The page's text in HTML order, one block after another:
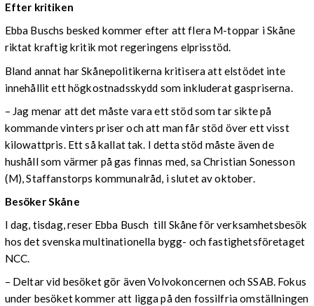
Efter kritiken
Ebba Buschs besked kommer efter att flera M-toppar i Skåne
riktat kraftig kritik mot regeringens elprisstöd.
Bland annat har Skånepolitikerna kritisera att elstödet inte
innehållit ett högkostnadsskydd som inkluderat gaspriserna.
– Jag menar att det måste vara ett stöd som tar sikte på
kommande vinters priser och att man får stöd över ett visst
kilowattpris. Ett så kallat tak. I detta stöd måste även de
hushåll som värmer på gas finnas med, sa Christian Sonesson
(M), Staffanstorps kommunalråd, i slutet av oktober.
Besöker Skåne
I dag, tisdag, reser Ebba Busch till Skåne för verksamhetsbesök
hos det svenska multinationella bygg- och fastighetsföretaget
NCC.
– Deltar vid besöket gör även Volvokoncernen och SSAB. Fokus
under besöket kommer att ligga på den fossilfria omställningen